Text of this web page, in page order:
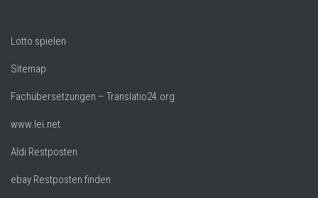
Lotto spielen
Sitemap
Fachübersetzungen – Translatio24.org
www.lei.net
Aldi Restposten
ebay Restposten finden